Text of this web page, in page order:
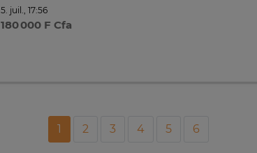
5. juil., 17:56
180 000 F Cfa
1 2 3 4 5 6